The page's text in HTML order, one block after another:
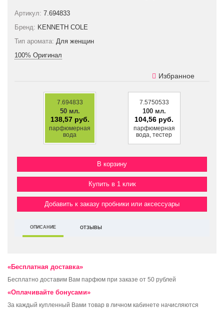
Артикул: 7.694833
Бренд: KENNETH COLE
Тип аромата: Для женщин
100% Оригинал
Избранное
7.694833
50 мл.
138,57 руб.
парфюмерная
вода
7.5750533
100 мл.
104,56 руб.
парфюмерная
вода, тестер
Купить в 1 клик
Добавить к заказу пробники или аксессуары
ОПИСАНИЕ ОТЗЫВЫ
«Бесплатная доставка»
Бесплатно доставим Вам парфюм при заказе от 50 рублей
«Оплачивайте бонусами»
За каждый купленный Вами товар в личном кабинете начисляются